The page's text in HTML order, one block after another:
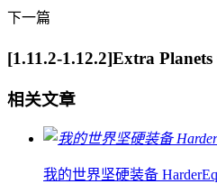
下一篇
[1.11.2-1.12.2]Extra
相关文章
我的世界坚硬装备